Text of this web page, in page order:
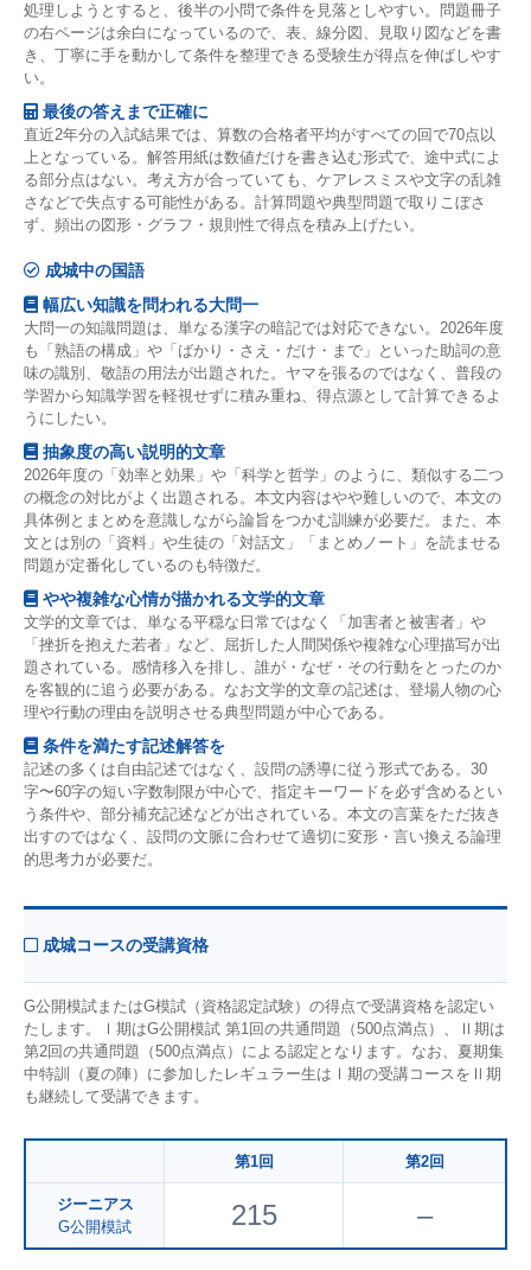
処理しようとすると、後半の小問で条件を見落としやすい。問題冊子
の右ページは余白になっているので、表、線分図、見取り図などを書
き、丁寧に手を動かして条件を整理できる受験生が得点を伸ばしやす
い。
最後の答えまで正確に
直近2年分の入試結果では、算数の合格者平均がすべての回で70点以
上となっている。解答用紙は数値だけを書き込む形式で、途中式によ
る部分点はない。考え方が合っていても、ケアレスミスや文字の乱雑
さなどで失点する可能性がある。計算問題や典型問題で取りこぼさ
ず、頻出の図形・グラフ・規則性で得点を積み上げたい。
成城中の国語
幅広い知識を問われる大問一
大問一の知識問題は、単なる漢字の暗記では対応できない。2026年度
も「熟語の構成」や「ばかり・さえ・だけ・まで」といった助詞の意
味の識別、敬語の用法が出題された。ヤマを張るのではなく、普段の
学習から知識学習を軽視せずに積み重ね、得点源として計算できるよ
うにしたい。
抽象度の高い説明的文章
2026年度の「効率と効果」や「科学と哲学」のように、類似する二つ
の概念の対比がよく出題される。本文内容はやや難しいので、本文の
具体例とまとめを意識しながら論旨をつかむ訓練が必要だ。また、本
文とは別の「資料」や生徒の「対話文」「まとめノート」を読ませる
問題が定番化しているのも特徴だ。
やや複雑な心情が描かれる文学的文章
文学的文章では、単なる平穏な日常ではなく「加害者と被害者」や
「挫折を抱えた若者」など、屈折した人間関係や複雑な心理描写が出
題されている。感情移入を排し、誰が・なぜ・その行動をとったのか
を客観的に追う必要がある。なお文学的文章の記述は、登場人物の心
理や行動の理由を説明させる典型問題が中心である。
条件を満たす記述解答を
記述の多くは自由記述ではなく、設問の誘導に従う形式である。30
字〜60字の短い字数制限が中心で、指定キーワードを必ず含めるとい
う条件や、部分補充記述などが出されている。本文の言葉をただ抜き
出すのではなく、設問の文脈に合わせて適切に変形・言い換える論理
的思考力が必要だ。
成城コースの受講資格
G公開模試またはG模試（資格認定試験）の得点で受講資格を認定い
たします。Ⅰ期はG公開模試 第1回の共通問題（500点満点）、Ⅱ期は
第2回の共通問題（500点満点）による認定となります。なお、夏期集
中特訓（夏の陣）に参加したレギュラー生はⅠ期の受講コースをⅡ期
も継続して受講できます。
第1回 第2回
ジーニアス
G公開模試
215 –